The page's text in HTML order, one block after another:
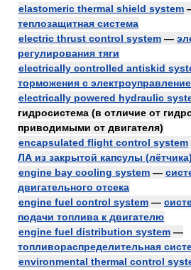
elastomeric thermal shield system
теплозащитная система
electric thrust control system —
регулирования тяги
electrically controlled antiskid
торможения с
electrically powered hydraulic
гидросистема (в отличие от
приводимыми от двигателя)
encapsulated flight control system
ЛА из закрытой капсулы (лётчика)
engine bay cooling system —
двигательного отсека
engine fuel control system —
подачи топлива к двигателю
engine fuel distribution system —
топливораспределительная
environmental thermal control